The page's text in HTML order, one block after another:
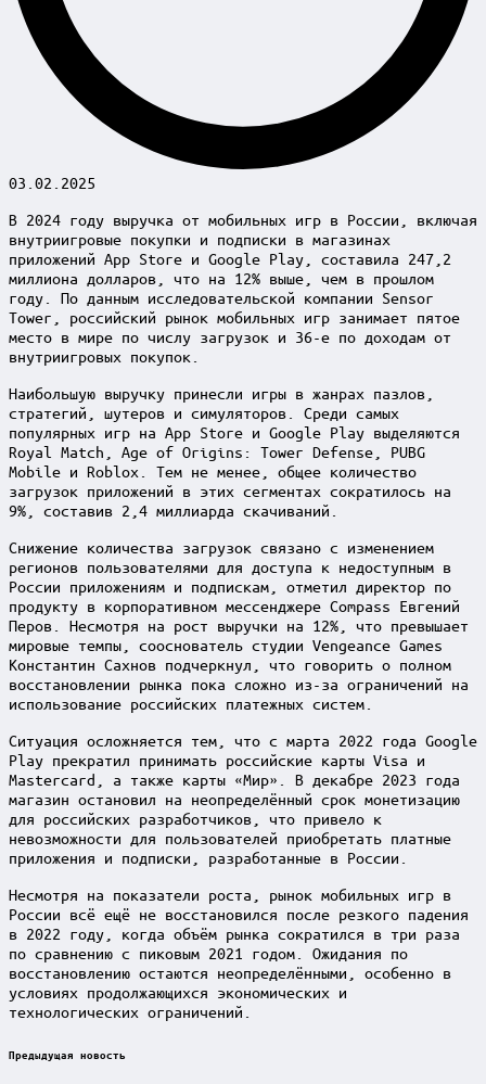
03.02.2025
В 2024 году выручка от мобильных игр в России, включая
внутриигровые покупки и подписки в магазинах
приложений App Store и Google Play, составила 247,2
миллиона долларов, что на 12% выше, чем в прошлом
году. По данным исследовательской компании Sensor
Tower, российский рынок мобильных игр занимает пятое
место в мире по числу загрузок и 36-е по доходам от
внутриигровых покупок.
Наибольшую выручку принесли игры в жанрах пазлов,
стратегий, шутеров и симуляторов. Среди самых
популярных игр на App Store и Google Play выделяются
Royal Match, Age of Origins: Tower Defense, PUBG
Mobile и Roblox. Тем не менее, общее количество
загрузок приложений в этих сегментах сократилось на
9%, составив 2,4 миллиарда скачиваний.
Снижение количества загрузок связано с изменением
регионов пользователями для доступа к недоступным в
России приложениям и подпискам, отметил директор по
продукту в корпоративном мессенджере Compass Евгений
Перов. Несмотря на рост выручки на 12%, что превышает
мировые темпы, сооснователь студии Vengeance Games
Константин Сахнов подчеркнул, что говорить о полном
восстановлении рынка пока сложно из-за ограничений на
использование российских платежных систем.
Ситуация осложняется тем, что с марта 2022 года Google
Play прекратил принимать российские карты Visa и
Mastercard, а также карты «Мир». В декабре 2023 года
магазин остановил на неопределённый срок монетизацию
для российских разработчиков, что привело к
невозможности для пользователей приобретать платные
приложения и подписки, разработанные в России.
Несмотря на показатели роста, рынок мобильных игр в
России всё ещё не восстановился после резкого падения
в 2022 году, когда объём рынка сократился в три раза
по сравнению с пиковым 2021 годом. Ожидания по
восстановлению остаются неопределёнными, особенно в
условиях продолжающихся экономических и
технологических ограничений.
Post
Предыдущая новость